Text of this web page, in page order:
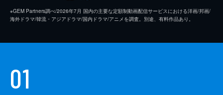
※GEM Partners調べ/2026年7⽉ 国内の主要な定額制動画配信サービスにおける洋画/邦画/
海外ドラマ/韓流・アジアドラマ/国内ドラマ/アニメを調査。別途、有料作品あり。
01